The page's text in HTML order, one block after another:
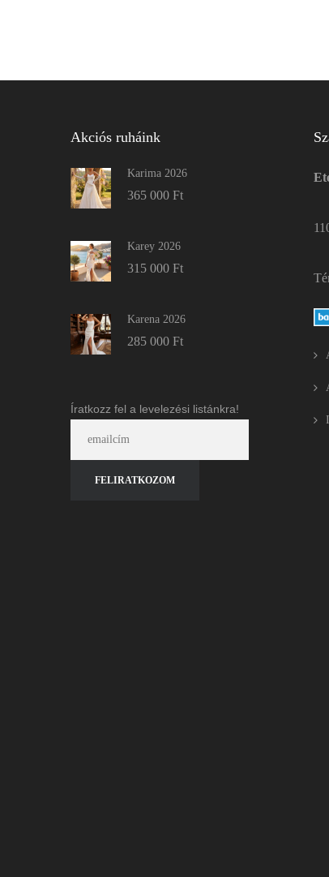
Akciós ruháink
Karima 2026
365 000 Ft
Karey 2026
315 000 Ft
Karena 2026
285 000 Ft
Íratkozz fel a levelezési listánkra!